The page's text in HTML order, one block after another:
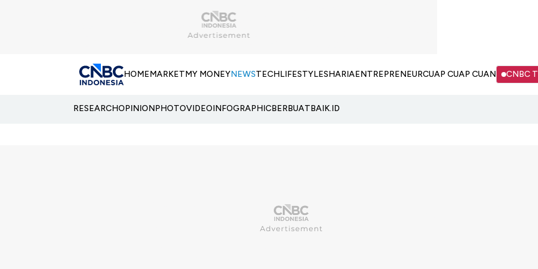
HOMEMARKETMY MONEYNEWSTECHLIFESTYLESHARIAENTREPRENEURCUAP CUAP CUAN CNBC
RESEARCHOPINIONPHOTOVIDEOINFOGRAPHICBERBUATBAIK.ID